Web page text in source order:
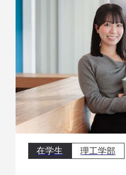
在学生 理工学部